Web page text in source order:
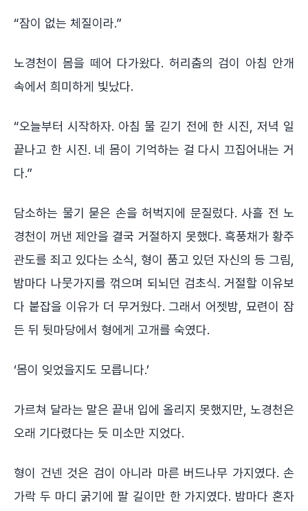
“잠이 없는 체질이라.”
노경천이 몸을 떼어 다가왔다. 허리춤의 검이 아침 안개
속에서 희미하게 빛났다.
“오늘부터 시작하자. 아침 물 긷기 전에 한 시진, 저녁 일
끝나고 한 시진. 네 몸이 기억하는 걸 다시 끄집어내는 거
다.”
담소하는 물기 묻은 손을 허벅지에 문질렀다. 사흘 전 노
경천이 꺼낸 제안을 결국 거절하지 못했다. 흑풍채가 황주
관도를 죄고 있다는 소식, 형이 품고 있던 자신의 등 그림,
밤마다 나뭇가지를 꺾으며 되뇌던 검초식. 거절할 이유보
다 붙잡을 이유가 더 무거웠다. 그래서 어젯밤, 묘련이 잠
든 뒤 뒷마당에서 형에게 고개를 숙였다.
‘몸이 잊었을지도 모릅니다.’
가르쳐 달라는 말은 끝내 입에 올리지 못했지만, 노경천은
오래 기다렸다는 듯 미소만 지었다.
형이 건넨 것은 검이 아니라 마른 버드나무 가지였다. 손
가락 두 마디 굵기에 팔 길이만 한 가지였다. 밤마다 혼자